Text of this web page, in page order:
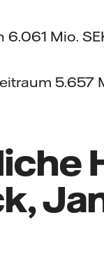
Mio.
5.657